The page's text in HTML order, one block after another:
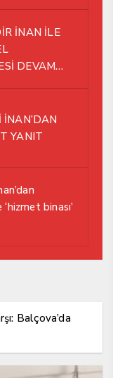
İNAN İLE
DEVAM
YANIT
binası’
Balçova’da